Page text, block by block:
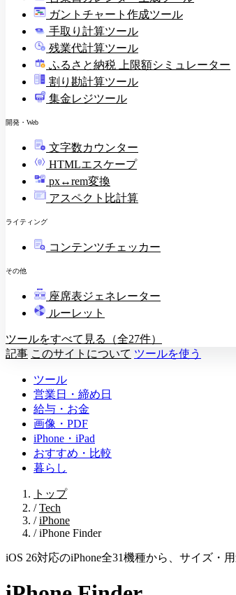
ガントチャート作成ツール
手取り計算ツール
残業代計算ツール
ふるさと納税 上限額シミュレーター
割り勘計算ツール
集金レジツール
開発・Web
文字数カウンター
HTMLエスケープ
px↔rem変換
アスペクト比計算
ライティング
コンテンツチェッカー
その他
教壇
座席表ジェネレーター
ルーレット
ツールをすべて見る（全27件）
記事 このサイトについて ツールを使う
ツール
営業日・締め日
給与・お金
画像・PDF
iPhone・iPad
おすすめ・比較
暮らし
トップ
/ Tech
/ iPhone
/ iPhone Finder
iOS 26対応のiPhone全31機種から、サイズ・